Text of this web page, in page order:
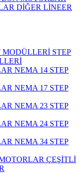
DİĞER LİNEER
STEP
NEMA 14 STEP
NEMA 17 STEP
NEMA 23 STEP
NEMA 24 STEP
NEMA 34 STEP
ÇEŞİTLİ